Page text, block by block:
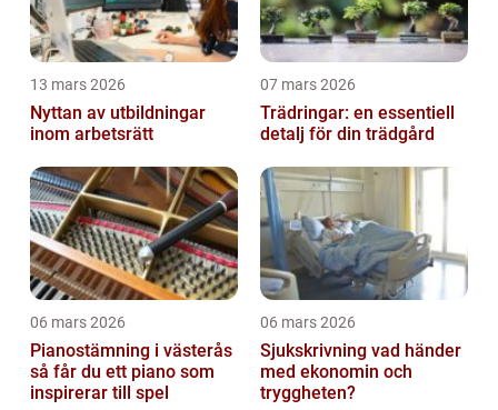
13 mars 2026
Nyttan av utbildningar
inom arbetsrätt
07 mars 2026
Trädringar: en essentiell
detalj för din trädgård
06 mars 2026
Pianostämning i västerås
så får du ett piano som
inspirerar till spel
06 mars 2026
Sjukskrivning vad händer
med ekonomin och
tryggheten?